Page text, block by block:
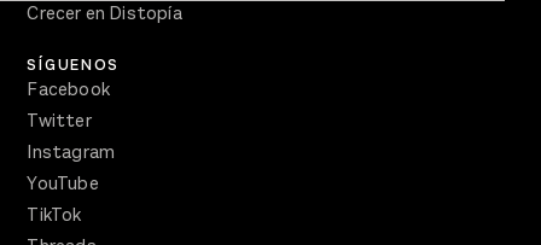
Crecer en Distopía
SÍGUENOS
Facebook
Twitter
Instagram
YouTube
TikTok